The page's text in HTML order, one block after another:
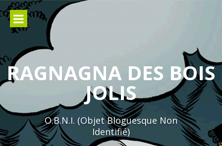
Aller
au
contenu
RAGNAGNA DES BOIS
JOLIS
O.B.N.I. (Objet Bloguesque Non
Identifié)